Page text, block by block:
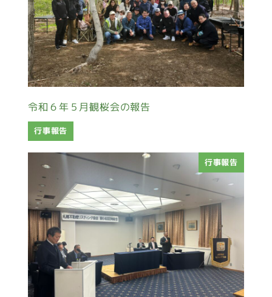
令和６年５月観桜会の報告
行事報告
行事報告